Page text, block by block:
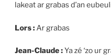
lakeat ar grabas d’an
Lors :Ar grabas
Jean-Claude :Ya zé ‘zo ur